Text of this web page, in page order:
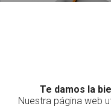
Te damos la
Nuestra página web